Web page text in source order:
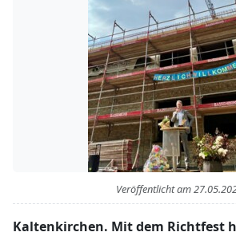
Veröffentlicht am
Kaltenkirchen. Mit dem Richtfest